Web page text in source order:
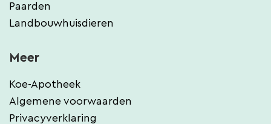
Paarden
Landbouwhuisdieren
Meer
Koe-Apotheek
Algemene voorwaarden
Privacyverklaring